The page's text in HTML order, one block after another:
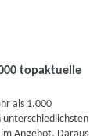
topaktuelle
als 1.000
unterschiedlichsten